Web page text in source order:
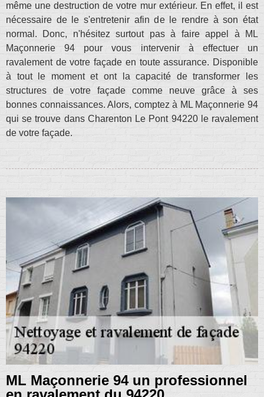
même une destruction de votre mur extérieur. En effet, il est
nécessaire de le s'entretenir afin de le rendre à son état
normal. Donc, n'hésitez surtout pas à faire appel à ML
Maçonnerie 94 pour vous intervenir à effectuer un
ravalement de votre façade en toute assurance. Disponible
à tout le moment et ont la capacité de transformer les
structures de votre façade comme neuve grâce à ses
bonnes connaissances. Alors, comptez à ML Maçonnerie 94
qui se trouve dans Charenton Le Pont 94220 le ravalement
de votre façade.
ML Maçonnerie 94 un professionnel